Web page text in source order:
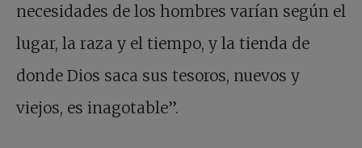
necesidades de los hombres varían según el
lugar, la raza y el tiempo, y la tienda de
donde Dios saca sus tesoros, nuevos y
viejos, es inagotable”.